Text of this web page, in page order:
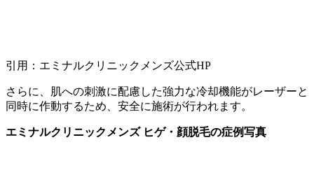
引用：エミナルクリニックメンズ公式HP
さらに、肌への刺激に配慮した強力な冷却機能がレーザーと
同時に作動するため、安全に施術が行われます。
エミナルクリニックメンズ ヒゲ・顔脱毛の症例写真